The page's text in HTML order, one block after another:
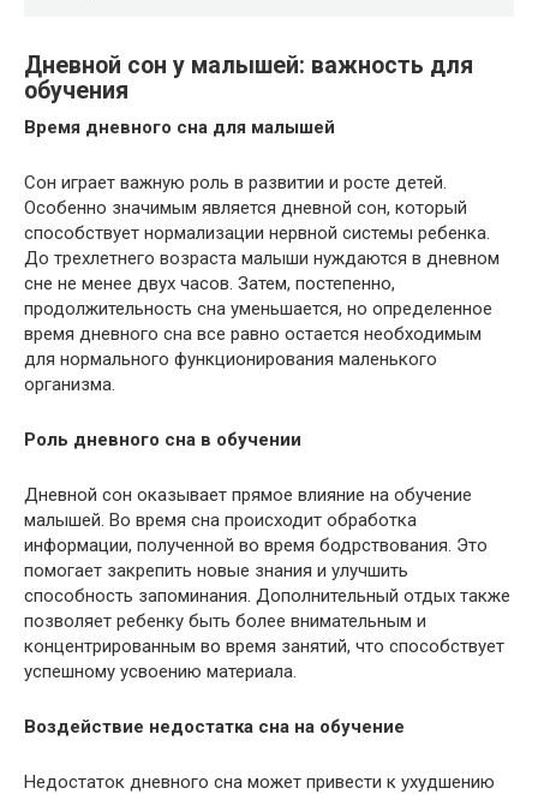
Дневной сон у малышей: важность для
обучения
Время дневного сна для малышей
Сон играет важную роль в развитии и росте детей.
Особенно значимым является дневной сон, который
способствует нормализации нервной системы ребенка.
До трехлетнего возраста малыши нуждаются в дневном
сне не менее двух часов. Затем, постепенно,
продолжительность сна уменьшается, но определенное
время дневного сна все равно остается необходимым
для нормального функционирования маленького
организма.
Роль дневного сна в обучении
Дневной сон оказывает прямое влияние на обучение
малышей. Во время сна происходит обработка
информации, полученной во время бодрствования. Это
помогает закрепить новые знания и улучшить
способность запоминания. Дополнительный отдых также
позволяет ребенку быть более внимательным и
концентрированным во время занятий, что способствует
успешному усвоению материала.
Воздействие недостатка сна на обучение
Недостаток дневного сна может привести к ухудшению